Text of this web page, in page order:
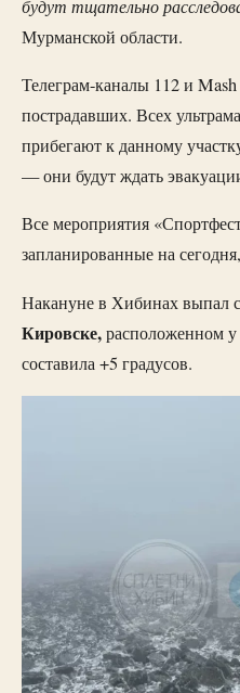
будут тщательно
Мурманской области.
Телеграм-каналы 112 и
пострадавших. Всех
прибегают к данному
— они будут ждать
Все мероприятия
запланированные на
Накануне в Хибинах выпал
Кировске,расположенном
составила +5 градусов.